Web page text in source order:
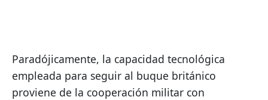
Paradójicamente, la capacidad tecnológica
empleada para seguir al buque británico
proviene de la cooperación militar con